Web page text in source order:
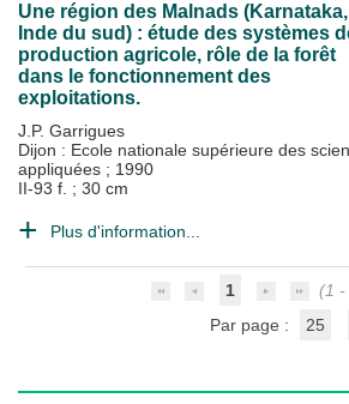
Une région des Malnads (Karnataka,
Inde du sud) : étude des systèmes
production agricole, rôle de la forêt
dans le fonctionnement des
exploitations.
J.P. Garrigues
Dijon : Ecole nationale supérieure des
appliquées ; 1990
II-93 f. ; 30 cm
Plus d'information...
1
(1 -
Par page :
25